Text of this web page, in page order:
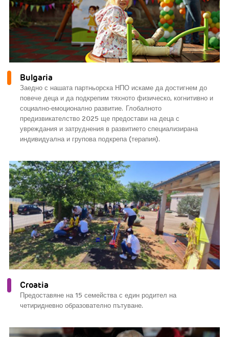
Bulgaria
Заедно с нашата партньорска НПО искаме да достигнем до
повече деца и да подкрепим тяхното физическо, когнитивно и
социално-емоционално развитие. Глобалното
предизвикателство 2025 ще предостави на деца с
увреждания и затруднения в развитието специализирана
индивидуална и групова подкрепа (терапия).
Croatia
Предоставяне на 15 семейства с един родител на
четиридневно образователно пътуване.